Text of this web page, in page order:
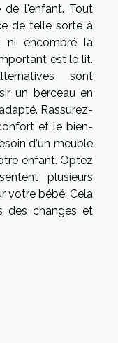
l'enfant. Tout
de telle sorte à
ni encombré la
est le lit.
sont
un berceau en
Rassurez-
et le bien-
d'un meuble
enfant. Optez
plusieurs
votre bébé. Cela
des changes et